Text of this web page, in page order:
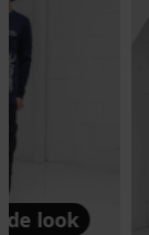
de look